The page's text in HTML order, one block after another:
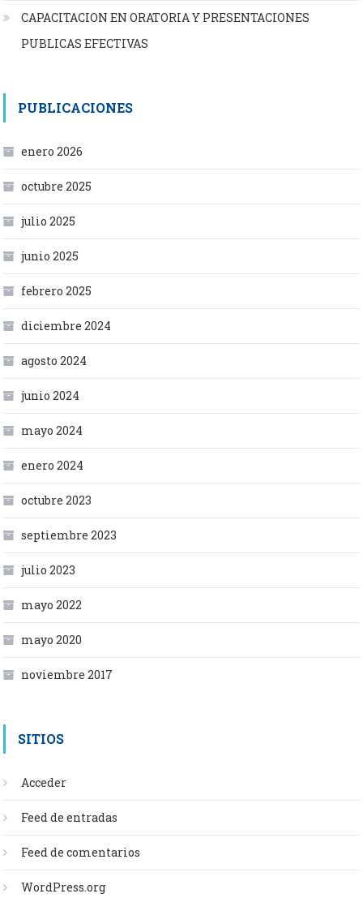
CAPACITACION EN ORATORIA Y PRESENTACIONES
PUBLICAS EFECTIVAS
PUBLICACIONES
enero 2026
octubre 2025
julio 2025
junio 2025
febrero 2025
diciembre 2024
agosto 2024
junio 2024
mayo 2024
enero 2024
octubre 2023
septiembre 2023
julio 2023
mayo 2022
mayo 2020
noviembre 2017
SITIOS
Acceder
Feed de entradas
Feed de comentarios
WordPress.org